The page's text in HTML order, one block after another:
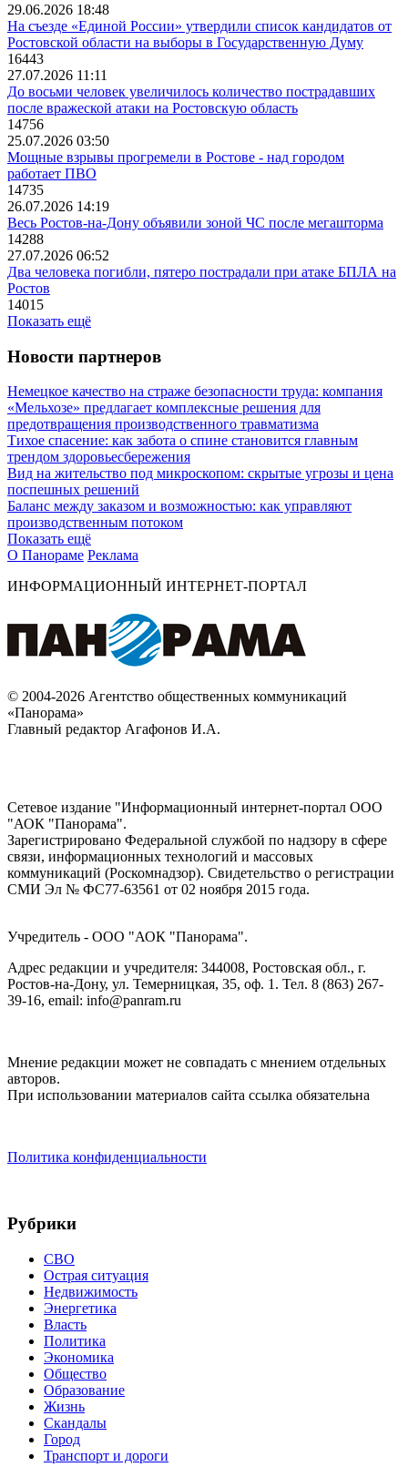
29.06.2026 18:48
На съезде «Единой России» утвердили список кандидатов от
Ростовской области на выборы в Государственную Думу
16443
27.07.2026 11:11
До восьми человек увеличилось количество пострадавших
после вражеской атаки на Ростовскую область
14756
25.07.2026 03:50
Мощные взрывы прогремели в Ростове - над городом
работает ПВО
14735
26.07.2026 14:19
Весь Ростов-на-Дону объявили зоной ЧС после мегашторма
14288
27.07.2026 06:52
Два человека погибли, пятеро пострадали при атаке БПЛА на
Ростов
14015
Показать ещё
Новости партнеров
Немецкое качество на страже безопасности труда: компания
«Мельхозе» предлагает комплексные решения для
предотвращения производственного травматизма
Тихое спасение: как забота о спине становится главным
трендом здоровьесбережения
Вид на жительство под микроскопом: скрытые угрозы и цена
поспешных решений
Баланс между заказом и возможностью: как управляют
производственным потоком
Показать ещё
О Панораме Реклама
ИНФОРМАЦИОННЫЙ ИНТЕРНЕТ-ПОРТАЛ
© 2004-2026 Агентство общественных коммуникаций
«Панорама»
Главный редактор Агафонов И.А.
Сетевое издание "Информационный интернет-портал ООО
"АОК "Панорама".
Зарегистрировано Федеральной службой по надзору в сфере
связи, информационных технологий и массовых
коммуникаций (Роскомнадзор). Cвидетельство о регистрации
СМИ Эл № ФС77-63561 от 02 ноября 2015 года.
Учредитель - ООО "АОК "Панорама".
Адрес редакции и учредителя: 344008, Ростовская обл., г.
Ростов-на-Дону, ул. Темерницкая, 35, оф. 1. Тел. 8 (863) 267-
39-16, email: info@panram.ru
Мнение редакции может не совпадать с мнением отдельных
авторов.
При использовании материалов сайта ссылка обязательна
Политика конфиденциальности
Рубрики
СВО
Острая ситуация
Недвижимость
Энергетика
Власть
Политика
Экономика
Общество
Образование
Жизнь
Скандалы
Город
Транспорт и дороги